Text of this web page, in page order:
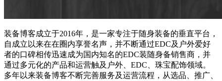
装备博客成立于2016年，是一家专注于随身装备的垂直平台，
自成立以来在在圈内享誉名声，并不断通过EDC及户外爱好
者的口碑相传迅速成为国内知名的EDC装随身备销售商，并
通过多元化的产品和运营触及户外、EDC、珠宝配饰领域。
多年以来装备博客不断完善服务及运营流程，从选品、推广、